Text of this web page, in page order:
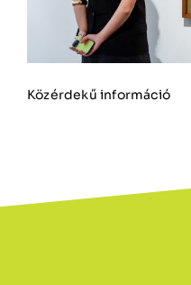
Közérdekű információ